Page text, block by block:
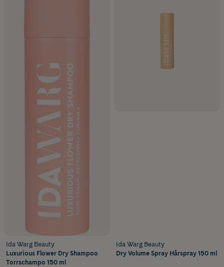
Ida Warg Beauty
Luxurious Flower Dry Shampoo
Torrschampo 150 ml
Ida Warg Beauty
Dry Volume Spray Hårspray 150 ml